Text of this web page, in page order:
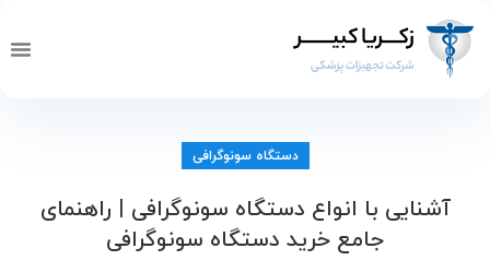
دستگاه سونوگرافی
آشنایی با انواع دستگاه سونوگرافی | راهنمای
جامع خرید دستگاه سونوگرافی